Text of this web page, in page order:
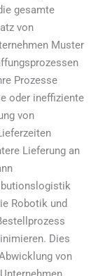
gesamte
von
Muster
Prozesse
oder ineffiziente
von
Lieferung an
Robotik und
Dies
von